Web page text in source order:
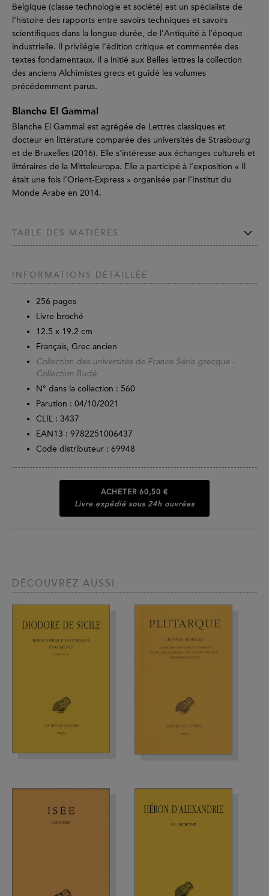
Belgique (classe technologie et société) est un spécialiste de
l’histoire des rapports entre savoirs techniques et savoirs
scientifiques dans la longue durée, de l’Antiquité à l’époque
industrielle. Il privilégie l’édition critique et commentée des
textes fondamentaux. Il a initié aux Belles lettres la collection
des anciens Alchimistes grecs et guidé les volumes
précédemment parus.
Blanche El Gammal
Blanche El Gammal est agrégée de Lettres classiques et
docteur en littérature comparée des universités de Strasbourg
et de Bruxelles (2016). Elle s'intéresse aux échanges culturels et
littéraires de la Mitteleuropa. Elle a participé à l’exposition « Il
était une fois l’Orient-Express » organisée par l’Institut du
Monde Arabe en 2014.
TABLE DES MATIÈRES
INFORMATIONS DÉTAILLÉE
256 pages
Livre broché
12.5 x 19.2 cm
Français, Grec ancien
Collection des universités de France Série grecque -
Collection Budé
N° dans la collection : 560
Parution : 04/10/2021
CLIL : 3437
EAN13 : 9782251006437
Code distributeur : 69948
ACHETER 60,50 €
Livre expédié sous 24h ouvrées
DÉCOUVREZ AUSSI